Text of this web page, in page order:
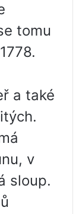
tomu
a také
v
sloup.